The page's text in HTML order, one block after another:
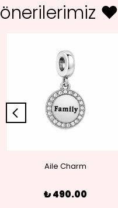
önerilerimiz ♥
Aile Charm
₺ 490.00